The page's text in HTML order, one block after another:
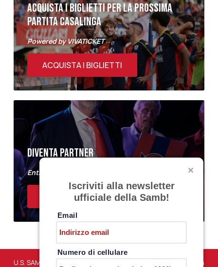
ACQUISTA I BIGLIETTI PER LA PROSSIMA
PARTITA CASALINGA
Powered by VIVATICKET
ACQUISTA I BIGLIETTI
DIVENTA PARTNER
Entra a far parte del Samb Business Club
ACQUISTA I BIGLIETTI
U.S. SAMBENEDETTESE – Via Martiri di Marzabotto snc – San
Iscriviti alla newsletter
ufficiale della Samb!
Email
Numero di cellulare